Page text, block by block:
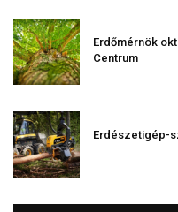
Erdőmérnök
Centrum
Erdészetigép-